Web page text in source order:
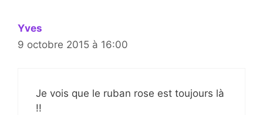
Yves
9 octobre 2015 à 16:00
Je vois que le ruban rose est toujours là
!!